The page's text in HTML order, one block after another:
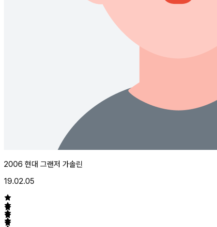
2006 현대 그랜저 가솔린
19.02.05